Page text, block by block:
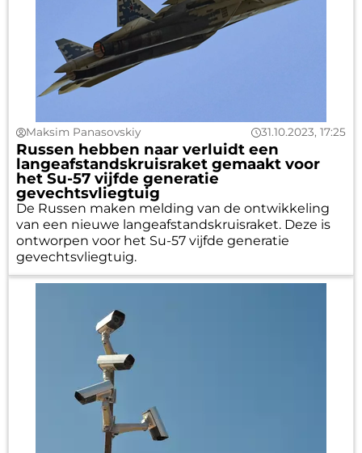
Maksim Panasovskiy 31.10.2023, 17:25
Russen hebben naar verluidt een
langeafstandskruisraket gemaakt voor
het Su-57 vijfde generatie
gevechtsvliegtuig
De Russen maken melding van de ontwikkeling
van een nieuwe langeafstandskruisraket. Deze is
ontworpen voor het Su-57 vijfde generatie
gevechtsvliegtuig.